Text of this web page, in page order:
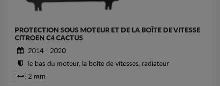
PROTECTION SOUS MOTEUR ET DE LA BOÎTE DE VITESSE
CITROEN C4 CACTUS
2014 - 2020
le bas du moteur, la boîte de vitesses, radiateur
2 mm